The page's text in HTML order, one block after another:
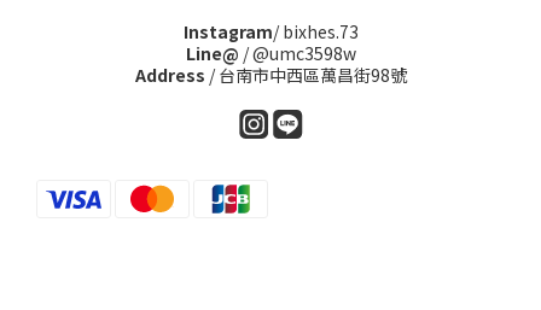
Instagram/ bixhes.73
Line@ / @umc3598w
Address / 台南市中西區萬昌街98號